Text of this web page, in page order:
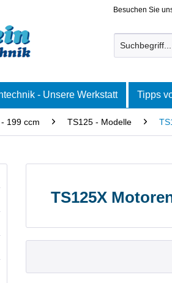
Besuchen Sie
- Unsere Werkstatt Tipps
199 ccm TS125 - Modelle
TS125X